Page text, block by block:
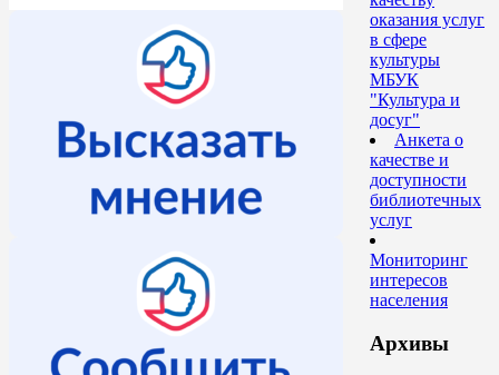
оказания услуг
в сфере
культуры
МБУК
"Культура и
досуг"
Анкета о
качестве и
доступности
библиотечных
услуг
Мониторинг
интересов
населения
Архивы